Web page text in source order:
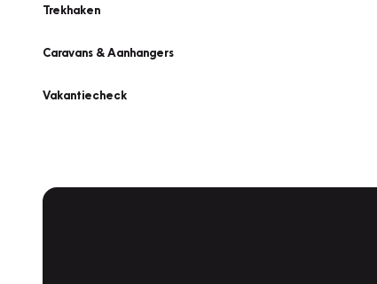
Trekhaken
Caravans & Aanhangers
Vakantiecheck